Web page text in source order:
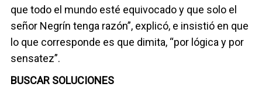
que todo el mundo esté equivocado y que solo el
señor Negrín tenga razón”, explicó, e insistió en que
lo que corresponde es que dimita, “por lógica y por
sensatez”.
BUSCAR SOLUCIONES